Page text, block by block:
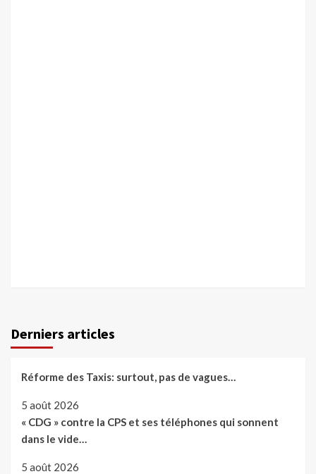
Derniers articles
Réforme des Taxis: surtout, pas de vagues…
5 août 2026
« CDG » contre la CPS et ses téléphones qui sonnent
dans le vide…
5 août 2026